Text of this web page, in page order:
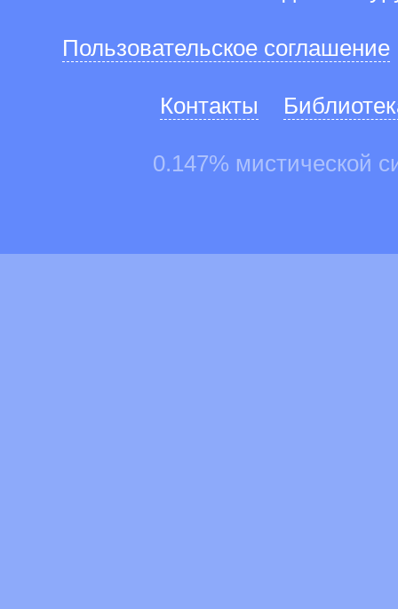
Пользовательское соглашение
Контакты
0.147% мистической